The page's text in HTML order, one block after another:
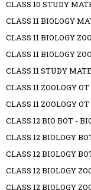
CLASS 10 STUDY
CLASS 11 BIOLOGY
CLASS 11 BIOLOGY
CLASS 11 BIOLOGY
CLASS 11 STUDY
CLASS 11 ZOOLOGY
CLASS 11 ZOOLOGY
CLASS 12 BIO BOT -
CLASS 12 BIOLOGY
CLASS 12 BIOLOGY
CLASS 12 BIOLOGY
CLASS 12 BIOLOGY